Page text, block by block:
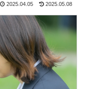
2025.04.05 2025.05.08